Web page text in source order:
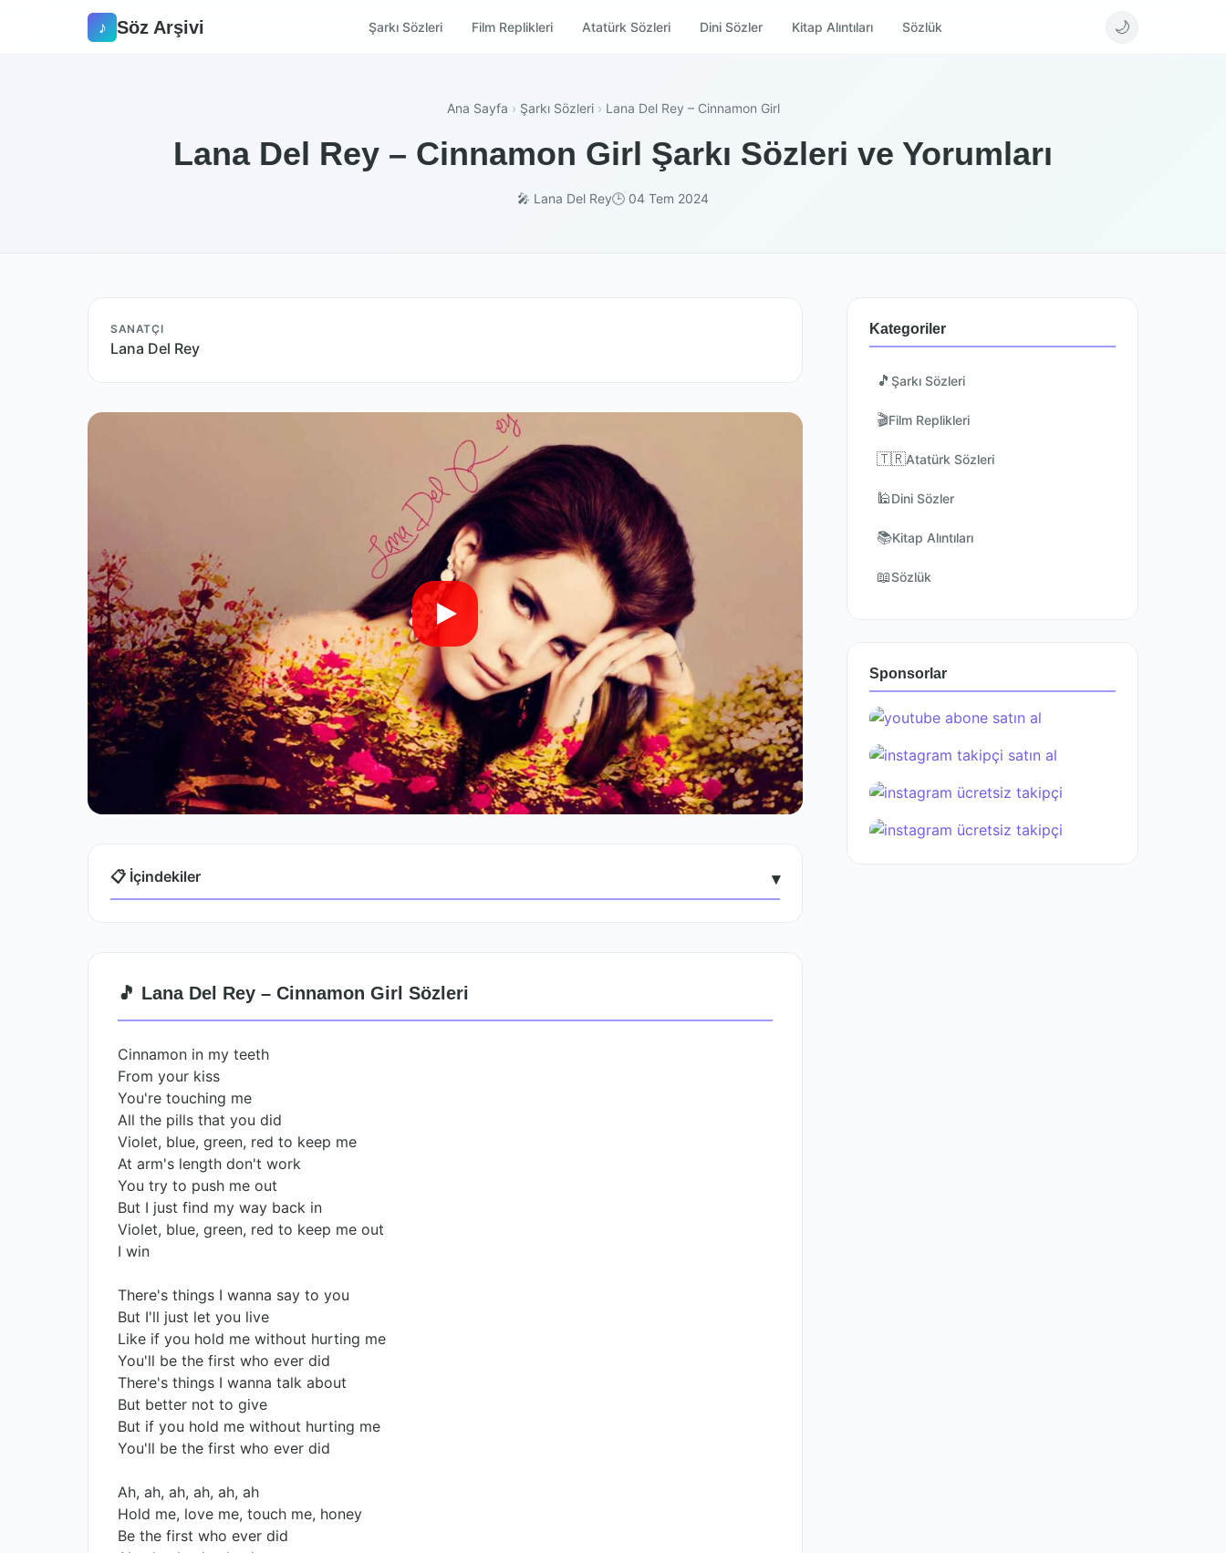
♪ Söz Arşivi Şarkı Sözleri Film Replikleri Atatürk Sözleri Dini Sözler Kitap Alıntıları Sözlük 🌙
Ana Sayfa › Şarkı Sözleri › Lana Del Rey – Cinnamon Girl
Lana Del Rey – Cinnamon Girl Şarkı Sözleri ve Yorumları
🎤 Lana Del Rey🕒 04 Tem 2024
SANATÇI
Lana Del Rey
📋 İçindekiler ▾
🎵 Lana Del Rey – Cinnamon Girl Sözleri
Cinnamon in my teeth
From your kiss
You're touching me
All the pills that you did
Violet, blue, green, red to keep me
At arm's length don't work
You try to push me out
But I just find my way back in
Violet, blue, green, red to keep me out
I win
There's things I wanna say to you
But I'll just let you live
Like if you hold me without hurting me
You'll be the first who ever did
There's things I wanna talk about
But better not to give
But if you hold me without hurting me
You'll be the first who ever did
Ah, ah, ah, ah, ah, ah
Hold me, love me, touch me, honey
Be the first who ever did
Kategoriler
🎵 Şarkı Sözleri
🎬Film Replikleri
🇹🇷Atatürk Sözleri
🕌Dini Sözler
📚Kitap Alıntıları
📖Sözlük
Sponsorlar